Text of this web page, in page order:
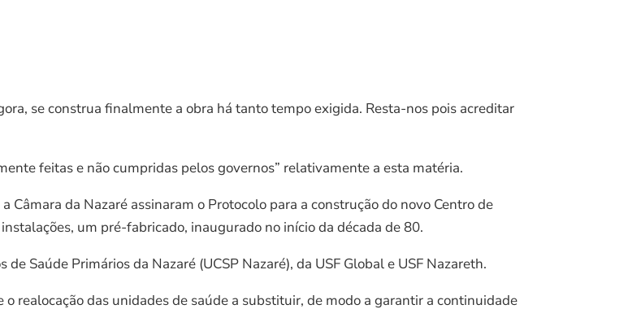
se construa finalmente a obra há tanto tempo exigida. Resta-nos pois acreditar
feitas e não cumpridas pelos governos” relativamente a esta matéria.
Câmara da Nazaré assinaram o Protocolo para a construção do novo Centro de
um pré-fabricado, inaugurado no início da década de 80.
Saúde Primários da Nazaré (UCSP Nazaré), da USF Global e USF Nazareth.
realocação das unidades de saúde a substituir, de modo a garantir a continuidade